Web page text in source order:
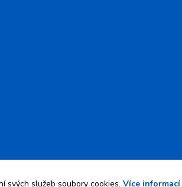
svých služeb soubory cookies. Více informací.